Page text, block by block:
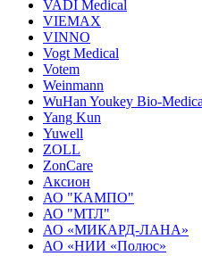
VADI Medical
VIEMAX
VINNO
Vogt Medical
Votem
Weinmann
WuHan Youkey Bio-
Yang Kun
Yuwell
ZOLL
ZonCare
Аксион
АО "КАМПО"
АО "МТЛ"
АО «МИКАРД-ЛАНА»
АО «НИИ «Полюс»